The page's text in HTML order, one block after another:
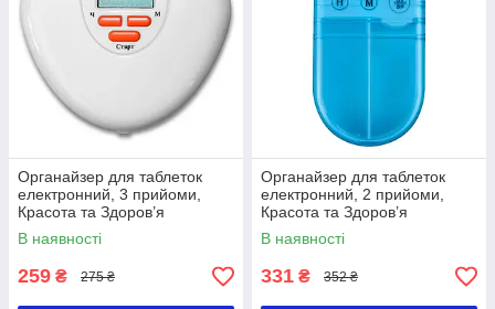
Органайзер для таблеток
електронний, 3 прийоми,
Красота та Здоров’я
В наявності
259 ₴ 275 ₴
Органайзер для таблеток
електронний, 2 прийоми,
Красота та Здоров’я
В наявності
331 ₴ 352 ₴